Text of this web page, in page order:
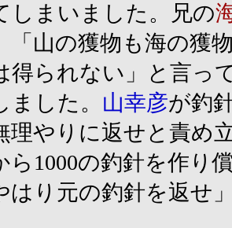
しまいました。兄の
「山の獲物も海の獲
得られない」と言っ
ました。 山幸彦が釣
理やりに返せと責め
ら1000の釣針を作り
はり元の釣針を返せ